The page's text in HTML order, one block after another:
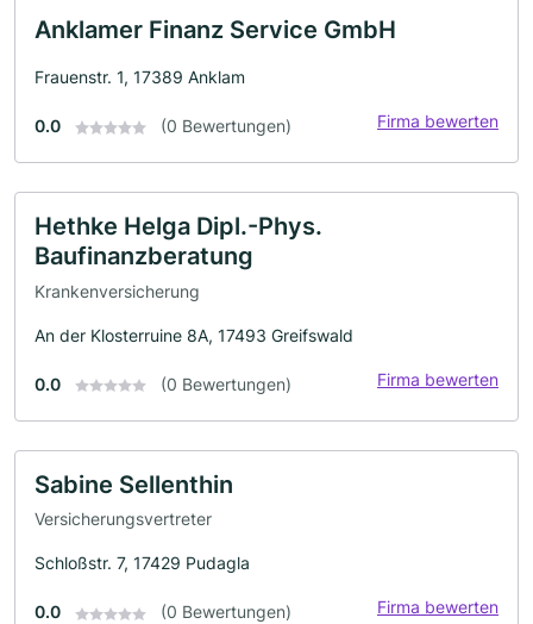
Anklamer Finanz Service GmbH
Frauenstr. 1, 17389 Anklam
0.0 (0 Bewertungen) Firma bewerten
Hethke Helga Dipl.-Phys.
Baufinanzberatung
Krankenversicherung
An der Klosterruine 8A, 17493 Greifswald
0.0 (0 Bewertungen) Firma bewerten
Sabine Sellenthin
Versicherungsvertreter
Schloßstr. 7, 17429 Pudagla
0.0 (0 Bewertungen) Firma bewerten